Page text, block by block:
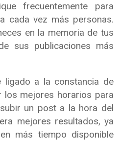
frecuentemente para
cada vez más personas.
en la memoria de tus
sus publicaciones más
ligado a la constancia de
los mejores horarios para
un post a la hora del
mejores resultados, ya
más tiempo disponible